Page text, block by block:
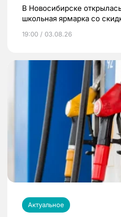
В Новосибирске
школьная ярмарка со
19:00 / 03.08.26
Актуальное